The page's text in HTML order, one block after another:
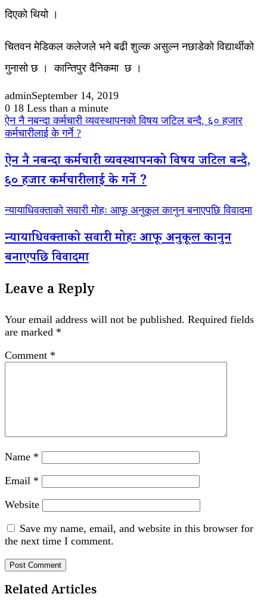
दिएको थियो ।
चितवन मेडिकल कलेजले भने बढी शुल्क असुल्न नछाडेको विद्यार्थीको
गुनासो छ । कान्तिपुर दैनिकमा छ ।
adminSeptember 14, 2019
0 18 Less than a minute
ऐन नै नबन्दा कर्मचारी व्यवस्थापनको विषय जटिल बन्दै, ६० हजार
कर्मचारीलाई के गर्ने ?
ऐन नै नबन्दा कर्मचारी व्यवस्थापनको विषय जटिल बन्दै,
६० हजार कर्मचारीलाई के गर्ने ?
न्यायाधिवक्ताको सवारी मोहः आफू अनुकूल कानुन बनाएपछि विवादमा
न्यायाधिवक्ताको सवारी मोहः आफू अनुकूल कानुन
बनाएपछि विवादमा
Leave a Reply
Your email address will not be published. Required fields
are marked *
Comment *
Name *
Email *
Website
Save my name, email, and website in this browser for
the next time I comment.
Related Articles